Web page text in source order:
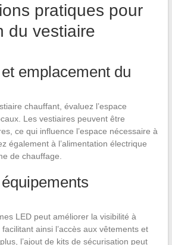
pratiques pour
du vestiaire
emplacement du
chauffant, évaluez l’espace
Les vestiaires peuvent être
ce qui influence l’espace nécessaire à
également à l’alimentation électrique
de chauffage.
LED peut améliorer la visibilité à
ainsi l’accès aux vêtements et
l’ajout de kits de sécurisation peut